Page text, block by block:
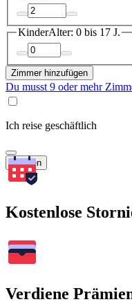
KinderAlter: 0 bis 17 J.
Zimmer hinzufügen
Du musst 9 oder mehr
Ich reise geschäftlich
Suchen
Kostenlose
Verdiene